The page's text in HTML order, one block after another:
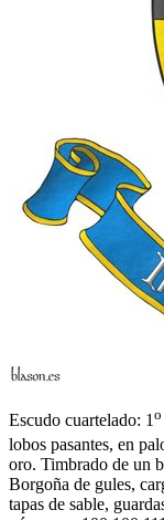
Escudo cuartelado: 1 o
lobos pasantes, en
oro. Timbrado de un
Borgoña de gules,
tapas de sable,